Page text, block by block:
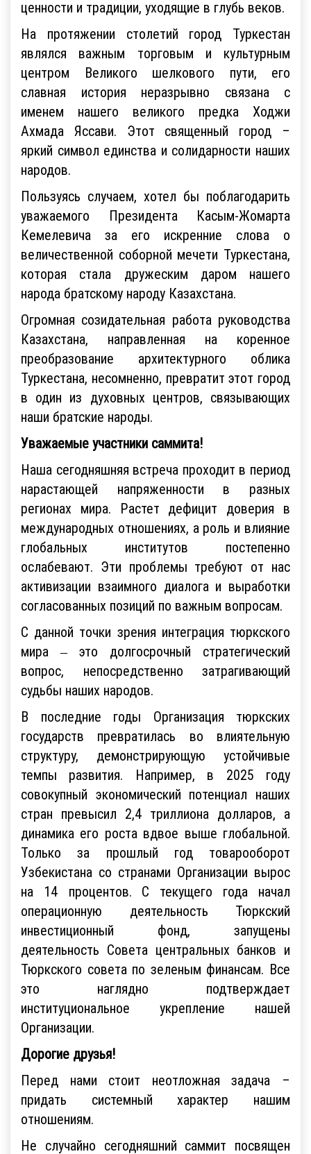
ценности и традиции, уходящие в глубь веков.
На протяжении столетий город Туркестан
являлся важным торговым и культурным
центром Великого шелкового пути, его
славная история неразрывно связана с
именем нашего великого предка Ходжи
Ахмада Яссави. Этот священный город –
яркий символ единства и солидарности наших
народов.
Пользуясь случаем, хотел бы поблагодарить
уважаемого Президента Касым-Жомарта
Кемелевича за его искренние слова о
величественной соборной мечети Туркестана,
которая стала дружеским даром нашего
народа братскому народу Казахстана.
Огромная созидательная работа руководства
Казахстана, направленная на коренное
преобразование архитектурного облика
Туркестана, несомненно, превратит этот город
в один из духовных центров, связывающих
наши братские народы.
Уважаемые участники саммита!
Наша сегодняшняя встреча проходит в период
нарастающей напряженности в разных
регионах мира. Растет дефицит доверия в
международных отношениях, а роль и влияние
глобальных институтов постепенно
ослабевают. Эти проблемы требуют от нас
активизации взаимного диалога и выработки
согласованных позиций по важным вопросам.
С данной точки зрения интеграция тюркского
мира ‒ это долгосрочный стратегический
вопрос, непосредственно затрагивающий
судьбы наших народов.
В последние годы Организация тюркских
государств превратилась во влиятельную
структуру, демонстрирующую устойчивые
темпы развития. Например, в 2025 году
совокупный экономический потенциал наших
стран превысил 2,4 триллиона долларов, а
динамика его роста вдвое выше глобальной.
Только за прошлый год товарооборот
Узбекистана со странами Организации вырос
на 14 процентов. С текущего года начал
операционную деятельность Тюркский
инвестиционный фонд, запущены
деятельность Совета центральных банков и
Тюркского совета по зеленым финансам. Все
это наглядно подтверждает
институциональное укрепление нашей
Организации.
Дорогие друзья!
Перед нами стоит неотложная задача –
придать системный характер нашим
отношениям.
Не случайно сегодняшний саммит посвящен